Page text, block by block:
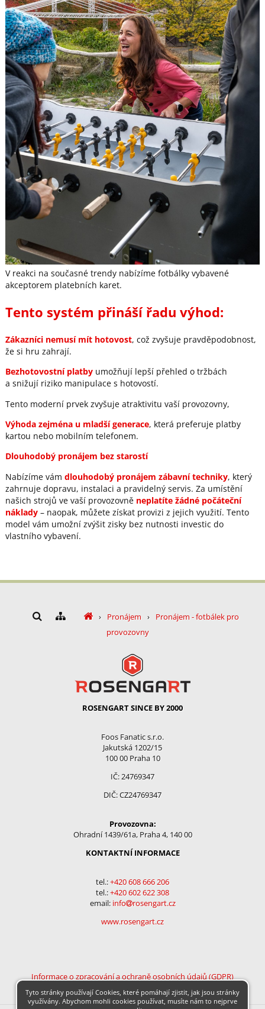
V reakci na současné trendy nabízíme fotbálky vybavené
akceptorem platebních karet.
Tento systém přináší řadu výhod:
Zákazníci nemusí mít hotovost, což zvyšuje pravděpodobnost,
že si hru zahrají.
Bezhotovostní platby umožňují lepší přehled o tržbách
a snižují riziko manipulace s hotovostí.
Tento moderní prvek zvyšuje atraktivitu vaší provozovny,
Výhoda zejména u mladší generace, která preferuje platby
kartou nebo mobilním telefonem.
Dlouhodobý pronájem bez starostí
Nabízíme vám dlouhodobý pronájem zábavní techniky, který
zahrnuje dopravu, instalaci a pravidelný servis. Za umístění
našich strojů ve vaší provozovně neplatíte žádné počáteční
náklady– naopak, můžete získat provizi z jejich využití. Tento
model vám umožní zvýšit zisky bez nutnosti investic do
vlastního vybavení.
Tyto stránky používají Cookies, které pomáhají zjistit, jak jsou stránky
využívány. Abychom mohli cookies používat, musíte nám to nejprve
› Pronájem ›
Pronájem - fotbálek pro
provozovny
ROSENGART SINCE BY 2000
Foos Fanatic s.r.o.
Jakutská 1202/15
100 00 Praha 10
IČ: 24769347
DIČ: CZ24769347
Provozovna:
Ohradní 1439/61a, Praha 4, 140 00
KONTAKTNÍ INFORMACE
tel.:+420 608 666 206
tel.:+420 602 622 308
email: info
rosengart.cz
www.rosengart.cz
Informace o zpracování a ochraně osobních údajů (GDPR)